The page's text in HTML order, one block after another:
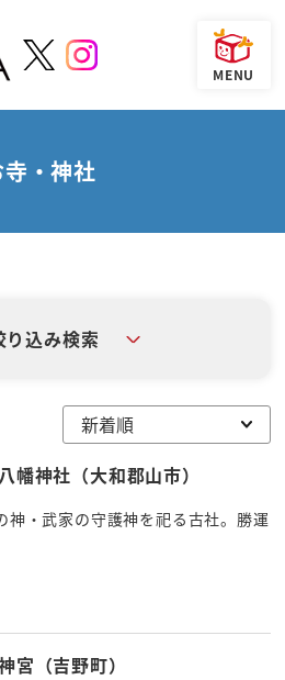
寺・神社
り込み検索
幡神社（大和郡山市）
神・武家の守護神を祀る古社。勝運
宮（吉野町）